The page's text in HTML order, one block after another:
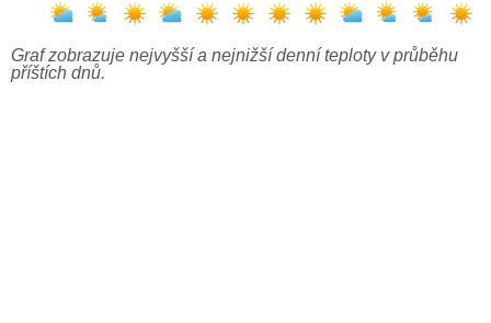
Graf zobrazuje nejvyšší a nejnižší denní teploty v průběhu
příštích dnů.